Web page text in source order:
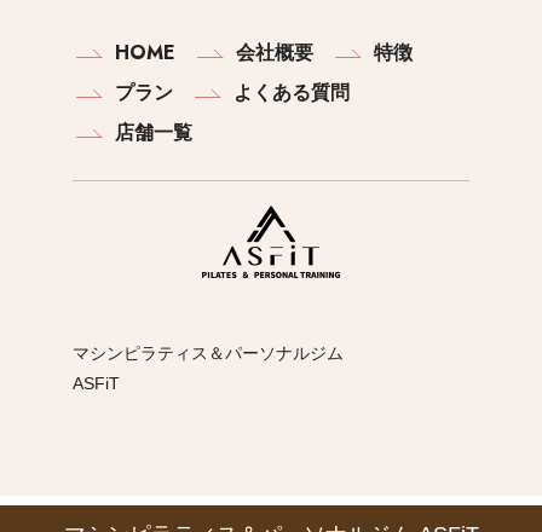
HOME 会社概要
特徴
プラン
よくある質問
店舗一覧
マシンピラティス＆パーソナルジム
ASFiT